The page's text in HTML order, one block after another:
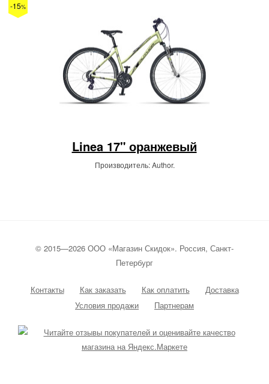
-15%
Linea 17" оранжевый
Производитель: Author.
© 2015—2026 ООО «Магазин Скидок». Россия, Санкт-
Петербург
Контакты Как заказать Как оплатить
Доставка
Условия продажи
Партнерам